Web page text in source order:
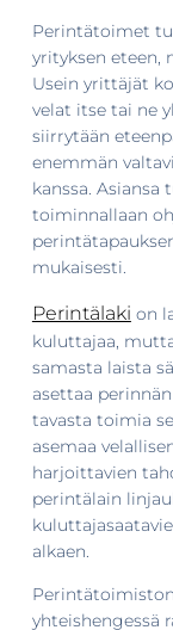
Perintätoimet
yrityksen eteen,
Usein yrittäjät
velat itse tai ne
siirrytään
enemmän
kanssa.
toiminnallaan
mukaisesti.
Perintälaki on
kuluttajaa,
samasta laista
asettaa
tavasta toimia
asemaa
harjoittavien
perintälain
alkaen.
yhteishengessä